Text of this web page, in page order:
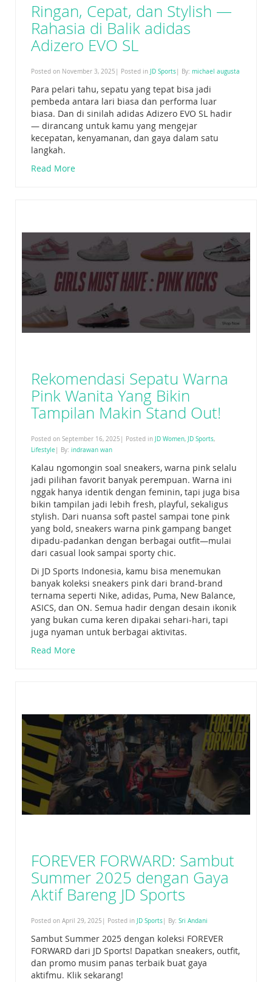
Ringan, Cepat, dan Stylish —
Rahasia di Balik adidas
Adizero EVO SL
Posted on November 3, 2025| Posted in JD Sports | By: michael augusta
Para pelari tahu, sepatu yang tepat bisa jadi
pembeda antara lari biasa dan performa luar
biasa. Dan di sinilah adidas Adizero EVO SL hadir
— dirancang untuk kamu yang mengejar
kecepatan, kenyamanan, dan gaya dalam satu
langkah.
Read More
Rekomendasi Sepatu Warna
Pink Wanita Yang Bikin
Tampilan Makin Stand Out!
Posted on September 16, 2025| Posted in JD Women, JD Sports,
Lifestyle | By: indrawan wan
Kalau ngomongin soal sneakers, warna pink selalu
jadi pilihan favorit banyak perempuan. Warna ini
nggak hanya identik dengan feminin, tapi juga bisa
bikin tampilan jadi lebih fresh, playful, sekaligus
stylish. Dari nuansa soft pastel sampai tone pink
yang bold, sneakers warna pink gampang banget
dipadu-padankan dengan berbagai outfit—mulai
dari casual look sampai sporty chic.
Di JD Sports Indonesia, kamu bisa menemukan
banyak koleksi sneakers pink dari brand-brand
ternama seperti Nike, adidas, Puma, New Balance,
ASICS, dan ON. Semua hadir dengan desain ikonik
yang bukan cuma keren dipakai sehari-hari, tapi
juga nyaman untuk berbagai aktivitas.
Read More
FOREVER FORWARD: Sambut
Summer 2025 dengan Gaya
Aktif Bareng JD Sports
Posted on April 29, 2025| Posted in JD Sports | By: Sri Andani
Sambut Summer 2025 dengan koleksi FOREVER
FORWARD dari JD Sports! Dapatkan sneakers, outfit,
dan promo musim panas terbaik buat gaya
aktifmu. Klik sekarang!